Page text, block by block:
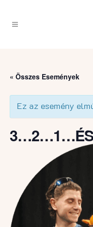
« Összes Események
Ez az esemény